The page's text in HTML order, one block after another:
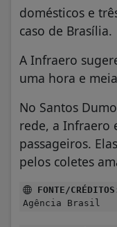
domésticos e
caso de Brasília.
A Infraero
uma hora e
No Santos
rede, a Infraero
passageiros.
pelos coletes
FONTE/
Agência Brasil